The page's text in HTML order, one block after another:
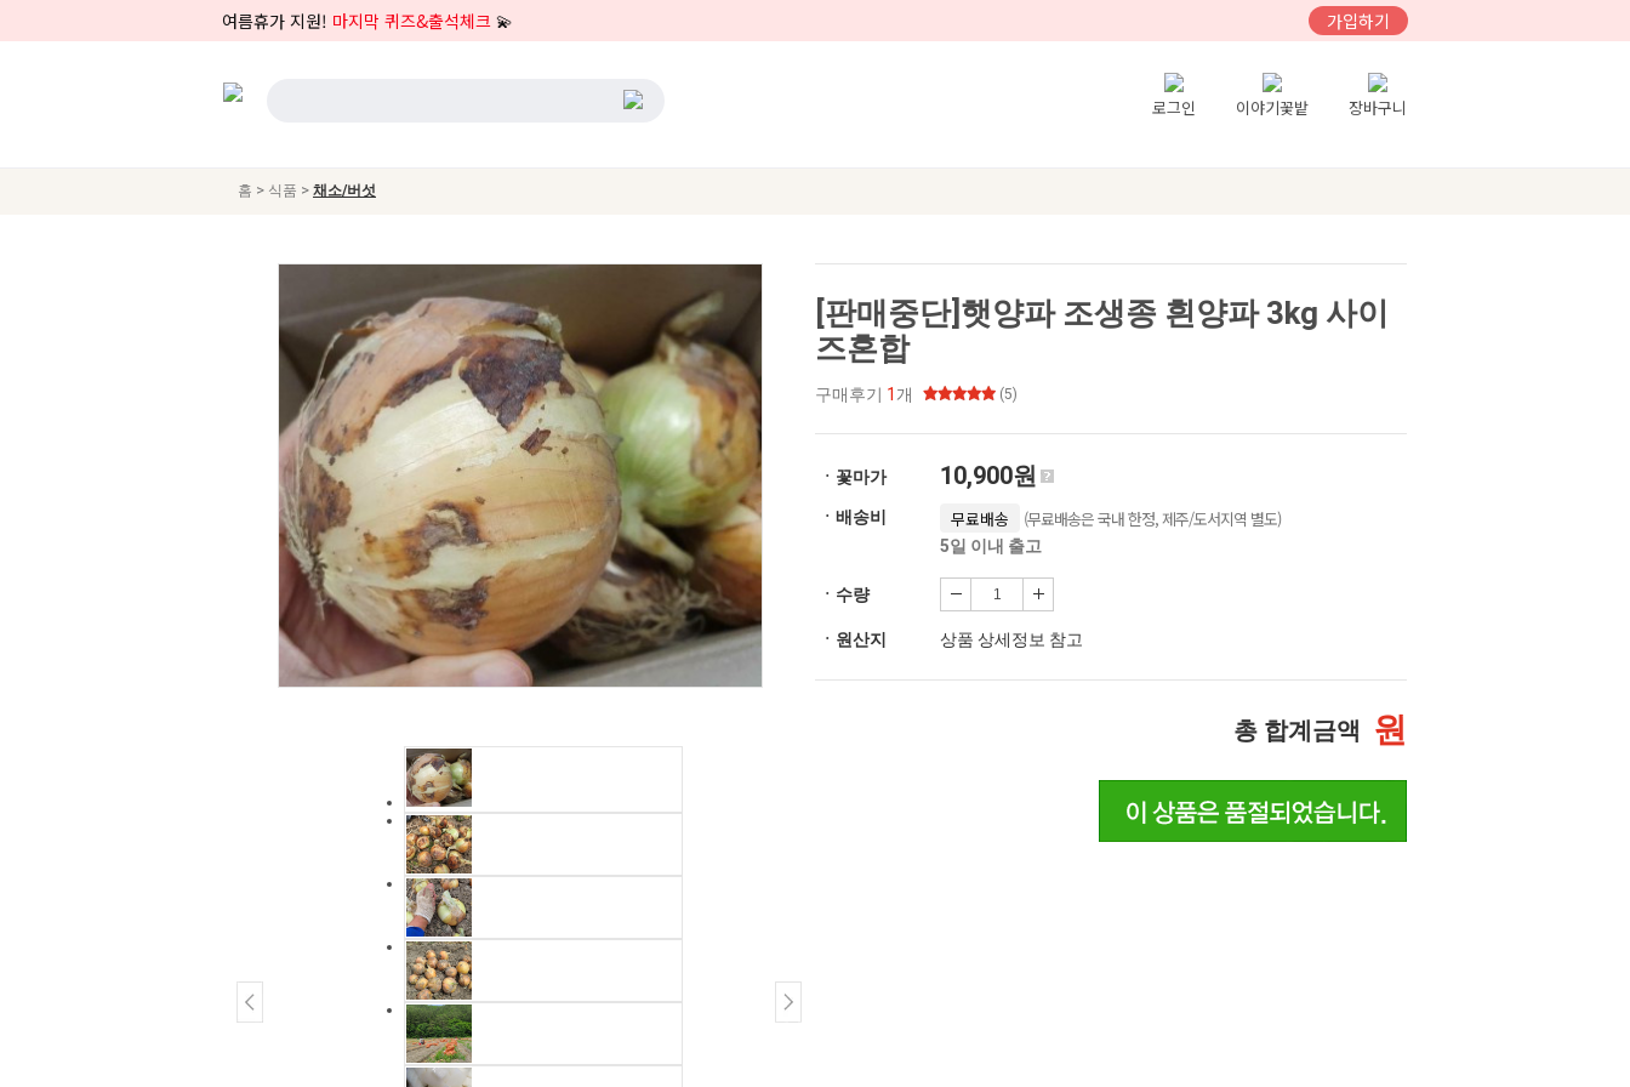
여름휴가 지원! 마지막 퀴즈&출석체크 💫 가입하기
로그인 이야기꽃밭 장바구니
홈 > 식품 > 채소/버섯
[판매중단]햇양파 조생종 흰양파 3kg 사이
즈혼합
구매후기 1 개 (5)
ㆍ꽃마가 10,900원
ㆍ배송비 무료배송 (무료배송은 국내 한정, 제주/도서지역 별도)
5일 이내 출고
ㆍ수량
ㆍ원산지 상품 상세정보 참고
총 합계금액 원